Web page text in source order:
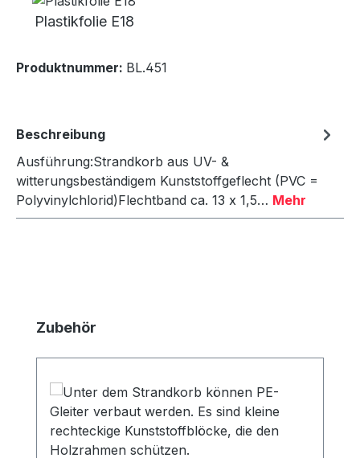
Plastikfolie E18
Produktnummer: BL.451
Beschreibung
Ausführung:Strandkorb aus UV- &
witterungsbeständigem Kunststoffgeflecht (PVC =
Polyvinylchlorid)Flechtband ca. 13 x 1,5… Mehr
Produktgalerie überspringen
Zubehör